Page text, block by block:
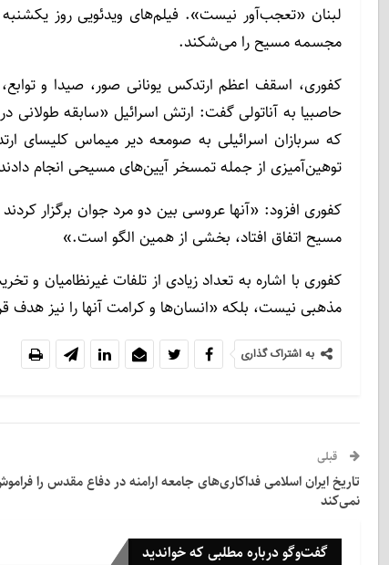
لبنان «تعجب‌آور نیست». فیلم‌های ویدئویی روز
مجسمه مسیح را می‌شکند.
کفوری، اسقف اعظم ارتدکس یونانی صور، صیدا و
که سربازان اسرائیلی به صومعه دیر میماس کلیسای
توهین‌آمیزی از جمله تمسخر آیین‌های مسیحی انجام
کفوری افزود: «آنها عروسی بین دو مرد جوان برگزار
مسیح اتفاق افتاد، بخشی از همین الگو است.»
کفوری با اشاره به تعداد زیادی از تلفات غیرنظامیان
مذهبی نیست، بلکه «انسان‌ها و کرامت آنها را نیز هدف
به اشتراک گذاری
قبلی
تاریخ ایران اسلامی فداکاری‌های جامعه ارامنه در دفاع مقدس را
نمی‌کند
گفت‌وگو درباره مطلبی که خواندید